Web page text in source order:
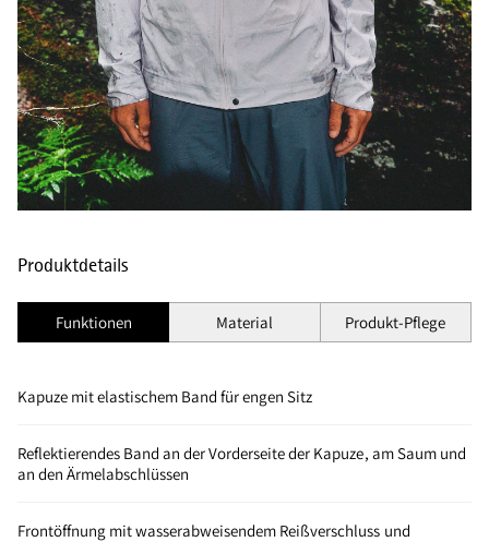
Produktdetails
Funktionen Material Produkt-Pflege
Kapuze mit elastischem Band für engen Sitz
Reflektierendes Band an der Vorderseite der Kapuze, am Saum und
an den Ärmelabschlüssen
Frontöffnung mit wasserabweisendem Reißverschluss und